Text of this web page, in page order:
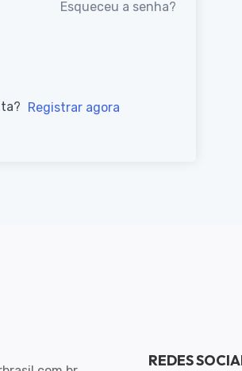
Esqueceu a senha?
Registrar agora
REDES